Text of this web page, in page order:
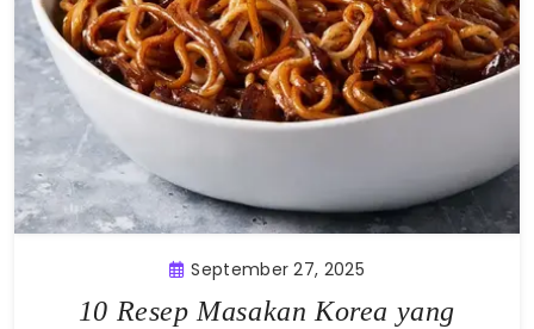
September 27, 2025
10 Resep Masakan Korea yang